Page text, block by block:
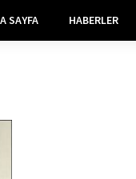
SAYFA HABERLER